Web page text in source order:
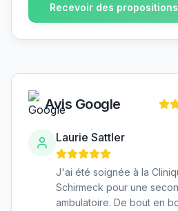
Recevoir des
Avis Google
Laurie Sattler
J'ai été soignée à la
Schirmeck pour une
ambulatoire. De bout en